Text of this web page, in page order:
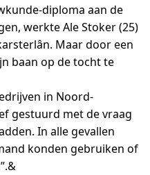
diploma aan de
werkte Ale Stoker (25)
Maar door een
baan op de tocht te
in Noord-
gestuurd met de vraag
In alle gevallen
konden gebruiken of